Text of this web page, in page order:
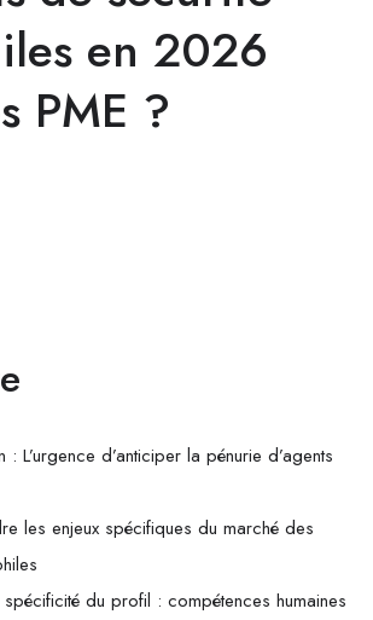
en 2026
PME ?
: L’urgence d’anticiper la pénurie d’agents
les enjeux spécifiques du marché des
du profil : compétences humaines